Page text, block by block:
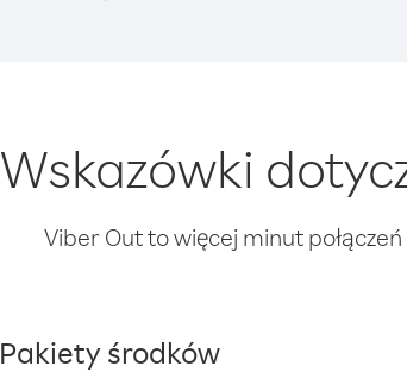
Wskazówki
Viber Out to więcej minut
Pakiety środków